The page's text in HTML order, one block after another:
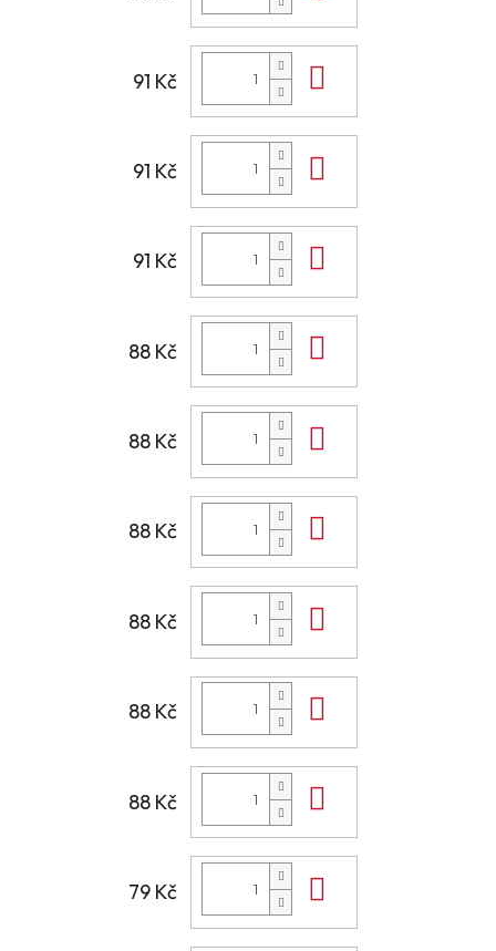
91 Kč
91 Kč
91 Kč
88 Kč
88 Kč
88 Kč
88 Kč
88 Kč
88 Kč
79 Kč